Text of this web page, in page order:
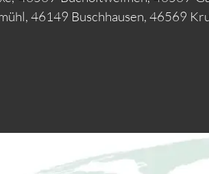
46149 Buschhausen, 46569